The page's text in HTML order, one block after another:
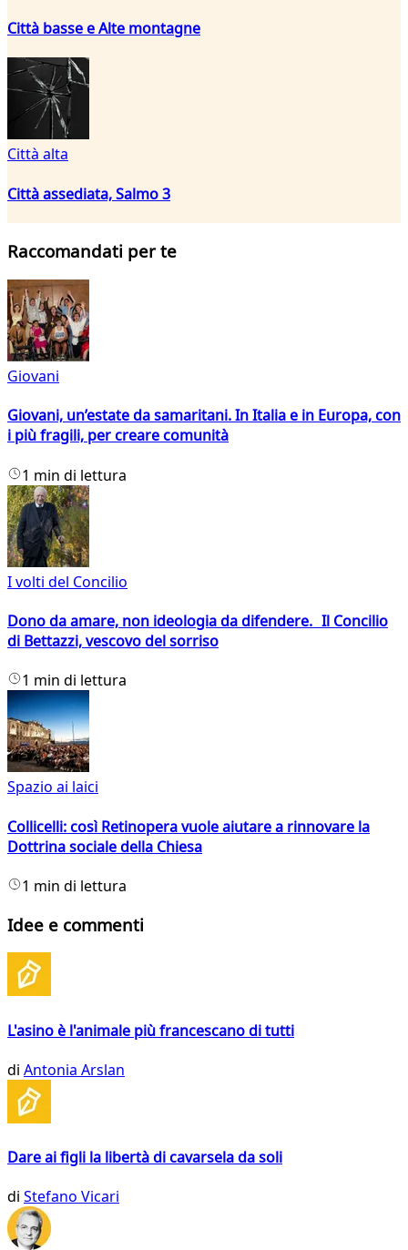
Città basse e Alte montagne
Città alta
Città assediata, Salmo 3
Raccomandati per te
Giovani
Giovani, un’estate da samaritani. In Italia e in Europa, con
i più fragili, per creare comunità
1 min di lettura
I volti del Concilio
Dono da amare, non ideologia da difendere. Il Concilio
di Bettazzi, vescovo del sorriso
1 min di lettura
Spazio ai laici
Collicelli: così Retinopera vuole aiutare a rinnovare la
Dottrina sociale della Chiesa
1 min di lettura
Idee e commenti
L'asino è l'animale più francescano di tutti
di Antonia Arslan
Dare ai figli la libertà di cavarsela da soli
di Stefano Vicari